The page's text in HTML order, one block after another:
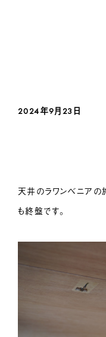
2024年9月23日
天井のラワンベニアの
も終盤です。